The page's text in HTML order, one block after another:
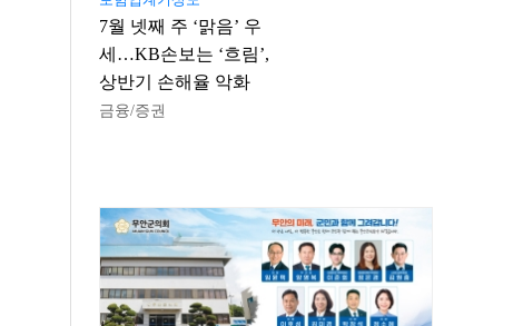
7월 넷째 주 ‘맑음’ 우
세…KB손보는 ‘흐림’,
상반기 손해율 악화
금융/증권